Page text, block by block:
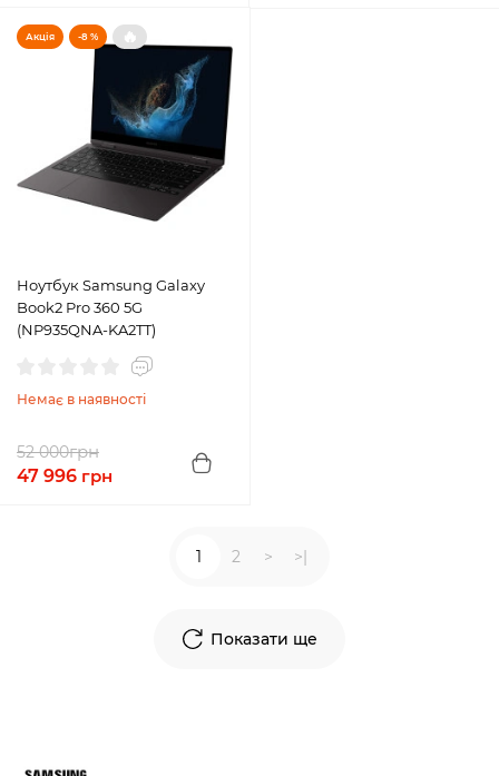
Акція -8 % 🔥
Ноутбук Samsung Galaxy
Book2 Pro 360 5G
(NP935QNA-KA2TT)
Немає в наявності
52 000грн
47 996 грн
Показати ще
1 2 > >|